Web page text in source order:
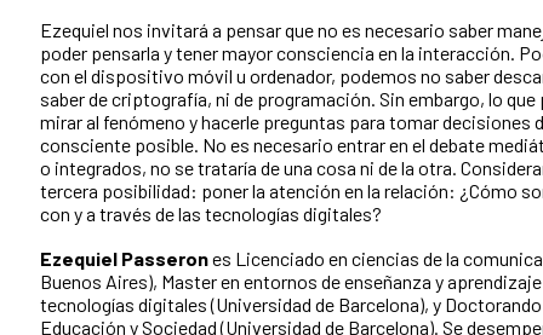
Ezequiel nos invitará a pensar que no es necesario saber
poder pensarla y tener mayor consciencia en la interacción.
con el dispositivo móvil u ordenador, podemos no saber
saber de criptografía, ni de programación. Sin embargo, lo
mirar al fenómeno y hacerle preguntas para tomar decisiones
consciente posible. No es necesario entrar en el debate
o integrados, no se trataría de una cosa ni de la otra.
tercera posibilidad: poner la atención en la relación: ¿Cómo
con y a través de las tecnologías digitales?
Ezequiel Passerones Licenciado en ciencias de la
Buenos Aires), Master en entornos de enseñanza y
tecnologías digitales (Universidad de Barcelona), y
Educación y Sociedad (Universidad de Barcelona). Se